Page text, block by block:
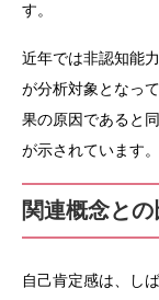
す。
近年では非認知能
が分析対象となっ
果の原因であると
が示されています。
関連概念と
自己肯定感は、し